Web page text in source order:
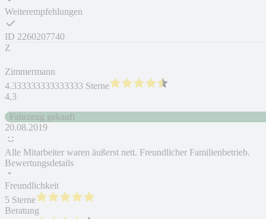
Weiterempfehlungen
ID 2260207740
Z
Zimmermann
4.333333333333333 Sterne
4,3
Fahrzeug gekauft
20.08.2019
Alle Mitarbeiter waren äußerst nett. Freundlicher Familienbetrieb.
Bewertungsdetails
Freundlichkeit
5 Sterne
Beratung